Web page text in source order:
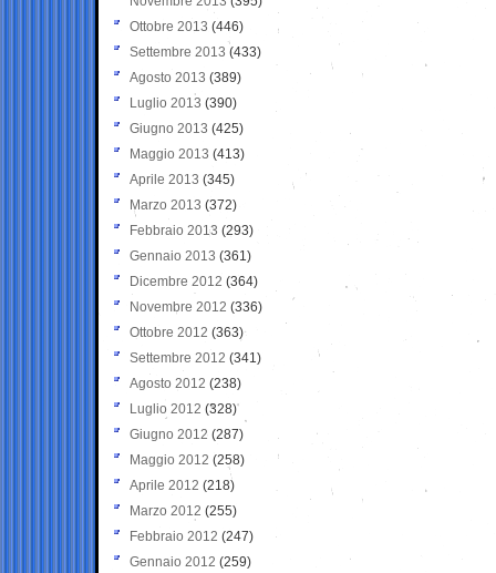
Ottobre 2013 (446)
Settembre 2013 (433)
Agosto 2013 (389)
Luglio 2013 (390)
Giugno 2013 (425)
Maggio 2013 (413)
Aprile 2013 (345)
Marzo 2013 (372)
Febbraio 2013 (293)
Gennaio 2013 (361)
Dicembre 2012 (364)
Novembre 2012 (336)
Ottobre 2012 (363)
Settembre 2012 (341)
Agosto 2012 (238)
Luglio 2012 (328)
Giugno 2012 (287)
Maggio 2012 (258)
Aprile 2012 (218)
Marzo 2012 (255)
Febbraio 2012 (247)
Gennaio 2012 (259)